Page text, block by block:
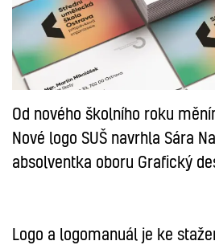
Od nového školního roku
Nové logo SUŠ navrhla Sára
absolventka oboru Grafický
Logo a logomanuál je ke